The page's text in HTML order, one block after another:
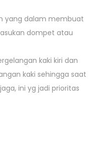
yang dalam membuat
dompet atau
kaki kiri dan
kaki sehingga saat
ini yg jadi prioritas